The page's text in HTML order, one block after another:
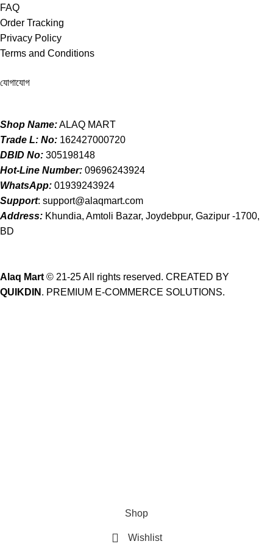
FAQ
Order Tracking
Privacy Policy
Terms and Conditions
যোগাযোগ
Shop Name:ALAQ MART
Trade L: No: 162427000720
DBID No: 305198148
Hot-Line Number: 09696243924
WhatsApp: 01939243924
Support: support@alaqmart.com
Address: Khundia, Amtoli Bazar, Joydebpur, Gazipur -1700,
BD
Alaq Mart © 21-25 All rights reserved. CREATED BY
QUIKDIN . PREMIUM E-COMMERCE SOLUTIONS.
Shop
Wishlist